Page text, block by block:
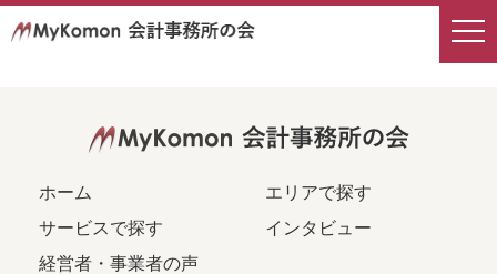
会計事務所検索
エリアから探す
サービス内容から探す
ホーム
エリアで探す
サービスで探す
インタビュー
経営者・事業者の声